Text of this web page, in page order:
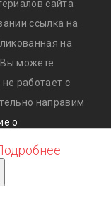
сайта
ссылка на
на
Вы можете
работает с
направим
о
персональных